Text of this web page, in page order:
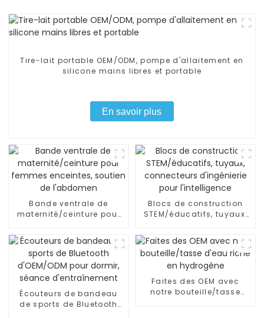
Tire-lait portable OEM/ODM, pompe d'allaitement en
silicone mains libres et portable
En savoir plus
Bande ventrale de
maternité/ceinture pour
soutien de l'abdomen
Blocs de construction
STEM/éducatifs, tuyaux,
pour l'intelligence
Écouteurs de bandeau
de sports de Bluetooth
Faites des OEM avec
notre bouteille/tasse